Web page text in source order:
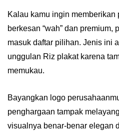
Kalau kamu ingin memberikan
berkesan “wah” dan premium,
masuk daftar pilihan. Jenis ini
unggulan Riz plakat karena
memukau.
Bayangkan logo
penghargaan tampak
visualnya benar-benar elegan